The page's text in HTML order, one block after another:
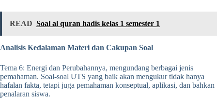
READ Soal al quran hadis kelas 1 semester 1
Analisis Kedalaman Materi dan Cakupan Soal
Tema 6: Energi dan Perubahannya, mengundang berbagai jenis
pemahaman. Soal-soal UTS yang baik akan mengukur tidak hanya
hafalan fakta, tetapi juga pemahaman konseptual, aplikasi, dan bahkan
penalaran siswa.